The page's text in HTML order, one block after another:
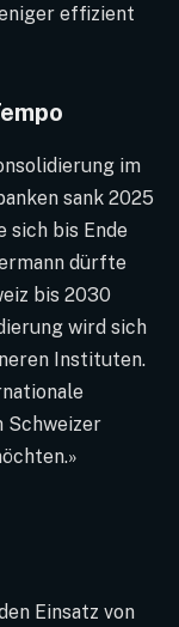
effizient
im
sank 2025
sich bis Ende
dürfte
bis 2030
wird sich
Instituten.
Schweizer
Einsatz von